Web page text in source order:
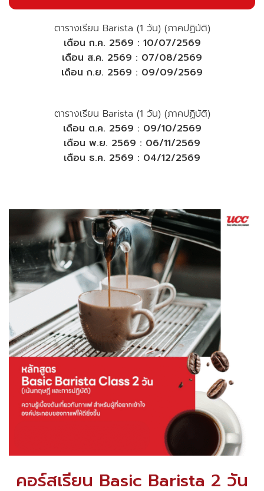
ตารางเรียน Barista (1 วัน) (ภาคปฏิบัติ)
เดือน ก.ค. 2569 : 10/07/2569
เดือน ส.ค. 2569 : 07/08/2569
เดือน ก.ย. 2569 : 09/09/2569
ตารางเรียน Barista (1 วัน) (ภาคปฏิบัติ)
เดือน ต.ค. 2569 : 09/10/2569
เดือน พ.ย. 2569 : 06/11/2569
เดือน ธ.ค. 2569 : 04/12/2569
คอร์สเรียน Basic Barista 2 วัน